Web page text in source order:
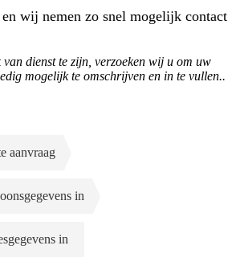
wij nemen zo snel mogelijk contact
dienst te zijn, verzoeken wij u om uw
mogelijk te omschrijven en in te vullen..
aanvraag
in
in